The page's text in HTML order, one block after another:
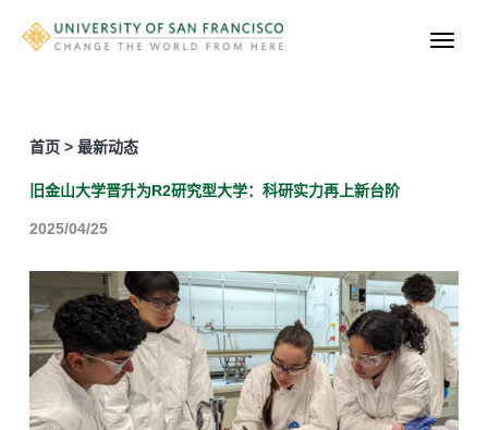
首页 > 最新动态
旧金山大学晋升为R2研究型大学：科研实力再上新台阶
2025/04/25